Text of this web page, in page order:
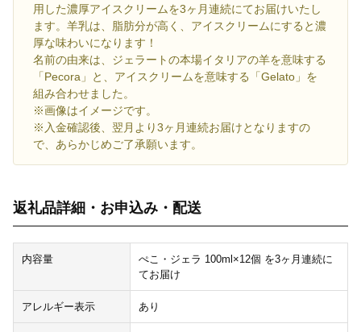
用した濃厚アイスクリームを3ヶ月連続にてお届けいたし
ます。羊乳は、脂肪分が高く、アイスクリームにすると濃
厚な味わいになります！
名前の由来は、ジェラートの本場イタリアの羊を意味する
「Pecora」と、アイスクリームを意味する「Gelato」を
組み合わせました。
※画像はイメージです。
※入金確認後、翌月より3ヶ月連続お届けとなりますの
で、あらかじめご了承願います。
返礼品詳細・お申込み・配送
内容量
ぺこ・ジェラ 100ml×12個 を3ヶ月連続に
てお届け
アレルギー表示 あり